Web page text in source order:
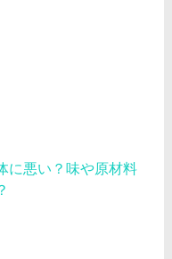
に悪い？味や原材料